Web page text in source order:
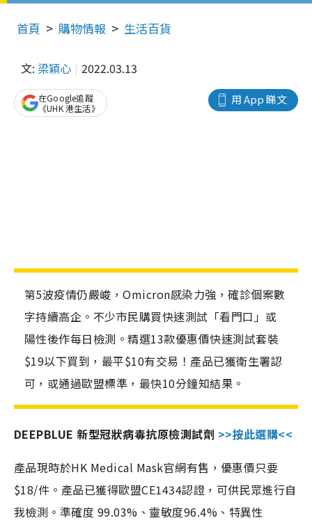
首頁 購物情報 生活百貨
文: 梁穎心 2022.03.13
用 App 睇文
在Google追蹤
《UHK 港生活》
第5波疫情仍嚴峻，Omicron感染力強，確診個案數
字持續高企。不少市民購買快速測試「看門口」或
陽性後作每日檢測。精選13款優惠價快速測試套裝
$19以下買到，最平$10有交易！產品已獲衛生署認
可，或通過歐盟標準，最快10分鐘知結果。
DEEPBLUE 新型冠狀病毒抗原檢測試劑 >>按此選購<<
產品現時於HK Medical Mask官網有售，優惠價只要
$18/件。產品已獲得歐盟CE1434認證，可供民眾進行自
我檢測。準確度 99.03%、靈敏度96.4%、特異性